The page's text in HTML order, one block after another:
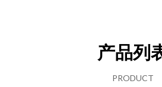
产品列
PRODUCT